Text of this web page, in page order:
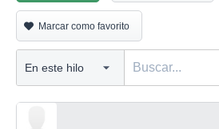
Marcar como favorito